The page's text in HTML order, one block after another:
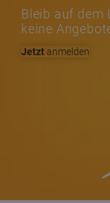
Bleib auf dem
keine
Jetztanmelden